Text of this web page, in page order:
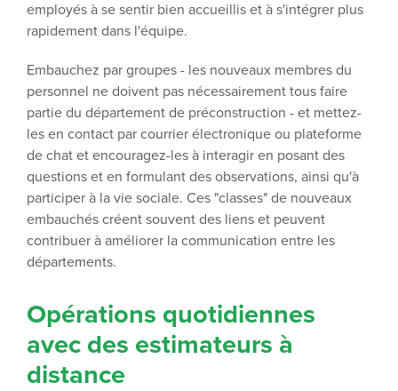
employés à se sentir bien accueillis et à s'intégrer plus
rapidement dans l'équipe.
Embauchez par groupes - les nouveaux membres du
personnel ne doivent pas nécessairement tous faire
partie du département de préconstruction - et mettez-
les en contact par courrier électronique ou plateforme
de chat et encouragez-les à interagir en posant des
questions et en formulant des observations, ainsi qu'à
participer à la vie sociale. Ces "classes" de nouveaux
embauchés créent souvent des liens et peuvent
contribuer à améliorer la communication entre les
départements.
Opérations quotidiennes
avec des estimateurs à
distance